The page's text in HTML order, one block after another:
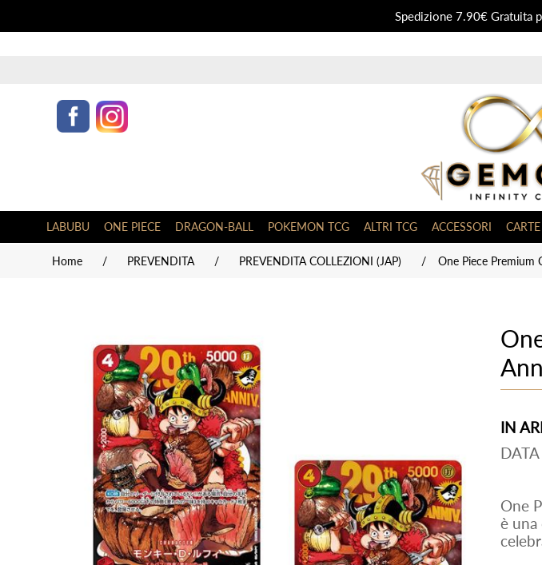
Spedizione 7.90€ Gratuita
LABUBU ONE PIECE DRAGON-BALL POKEMON TCG ALTRI TCG ACCESSORI
Home / PREVENDITA / PREVENDITA COLLEZIONI (JAP) / One Piece Premium
IN
One
è una